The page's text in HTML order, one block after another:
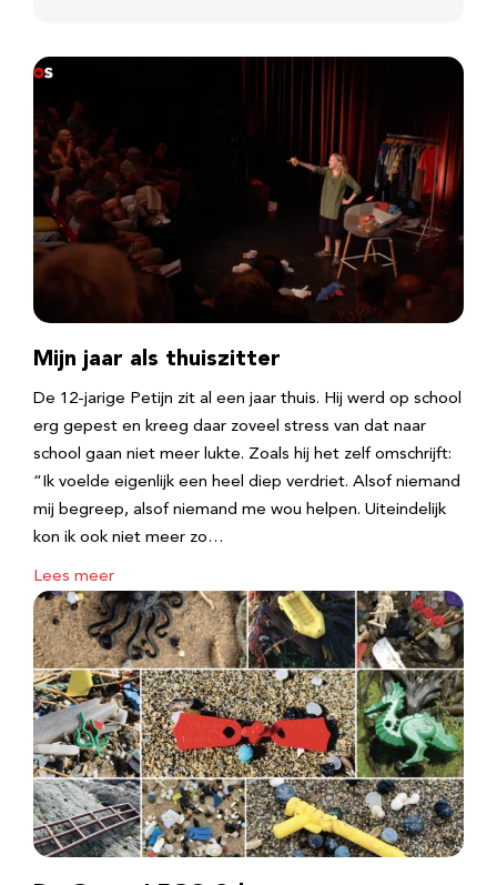
Mijn jaar als thuiszitter
De 12-jarige Petijn zit al een jaar thuis. Hij werd op school
erg gepest en kreeg daar zoveel stress van dat naar
school gaan niet meer lukte. Zoals hij het zelf omschrijft:
“Ik voelde eigenlijk een heel diep verdriet. Alsof niemand
mij begreep, alsof niemand me wou helpen. Uiteindelijk
kon ik ook niet meer zo…
Lees meer